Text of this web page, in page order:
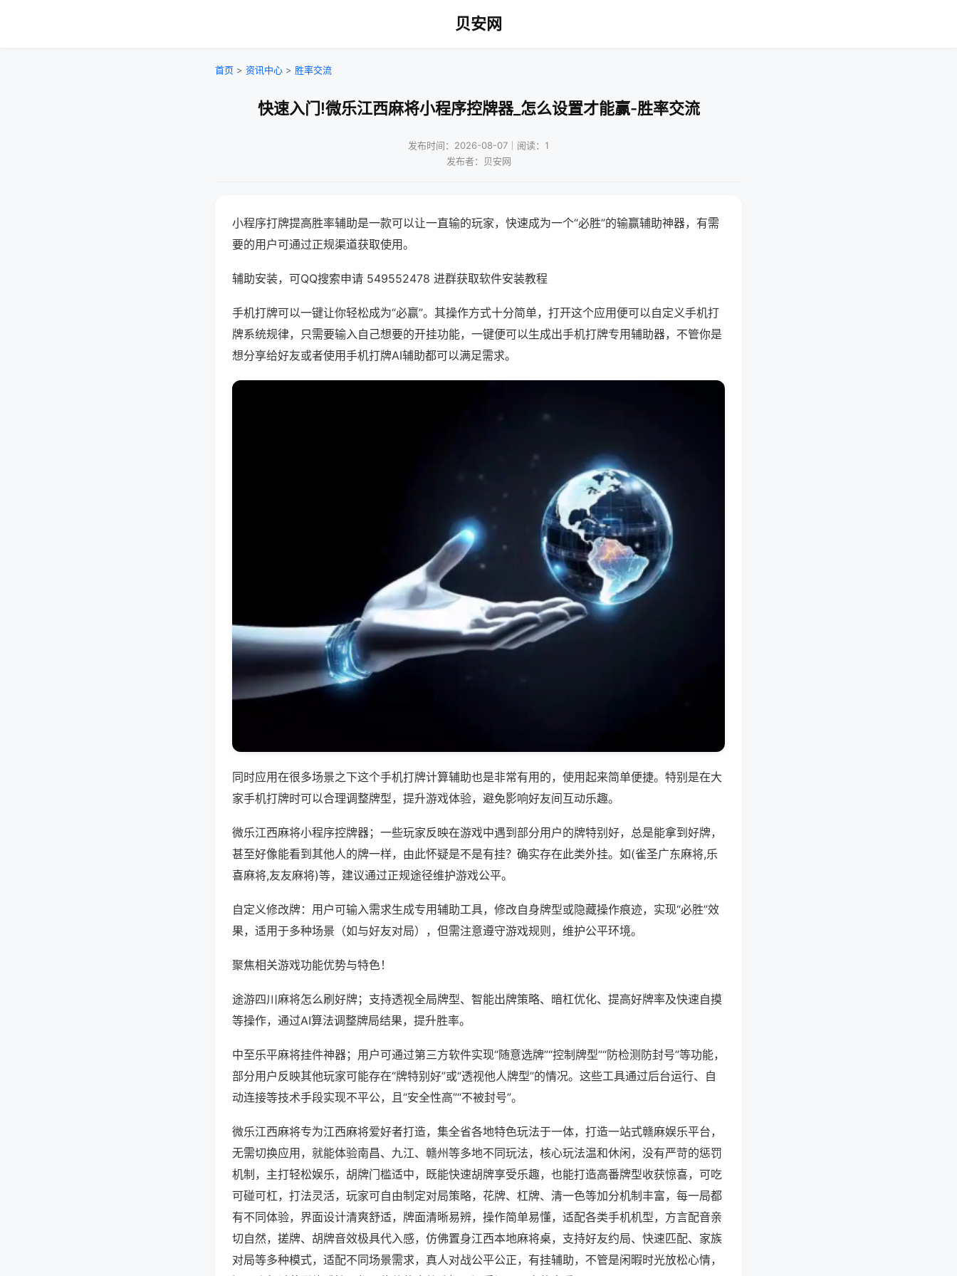
贝安网
首页 > 资讯中心 > 胜率交流
快速入门!微乐江西麻将小程序控牌器_怎么设置才能赢-胜率交流
发布时间：2026-08-07｜阅读：1
发布者：贝安网
小程序打牌提高胜率辅助是一款可以让一直输的玩家，快速成为一个“必胜”的输赢辅助神器，有需
要的用户可通过正规渠道获取使用。
辅助安装，可QQ搜索申请 549552478 进群获取软件安装教程
手机打牌可以一键让你轻松成为“必赢”。其操作方式十分简单，打开这个应用便可以自定义手机打
牌系统规律，只需要输入自己想要的开挂功能，一键便可以生成出手机打牌专用辅助器，不管你是
想分享给好友或者使用手机打牌AI辅助都可以满足需求。
同时应用在很多场景之下这个手机打牌计算辅助也是非常有用的，使用起来简单便捷。特别是在大
家手机打牌时可以合理调整牌型，提升游戏体验，避免影响好友间互动乐趣。
微乐江西麻将小程序控牌器；一些玩家反映在游戏中遇到部分用户的牌特别好，总是能拿到好牌，
甚至好像能看到其他人的牌一样，由此怀疑是不是有挂？确实存在此类外挂。如(雀圣广东麻将,乐
喜麻将,友友麻将)等，建议通过正规途径维护游戏公平。
自定义修改牌：用户可输入需求生成专用辅助工具，修改自身牌型或隐藏操作痕迹，实现“必胜”效
果，适用于多种场景（如与好友对局），但需注意遵守游戏规则，维护公平环境。
聚焦相关游戏功能优势与特色！
途游四川麻将怎么刷好牌；支持透视全局牌型、智能出牌策略、暗杠优化、提高好牌率及快速自摸
等操作，通过AI算法调整牌局结果，提升胜率。
中至乐平麻将挂件神器；用户可通过第三方软件实现“随意选牌”“控制牌型”“防检测防封号”等功能，
部分用户反映其他玩家可能存在“牌特别好”或“透视他人牌型”的情况。这些工具通过后台运行、自
动连接等技术手段实现不平公，且“安全性高”“不被封号”。
微乐江西麻将专为江西麻将爱好者打造，集全省各地特色玩法于一体，打造一站式赣麻娱乐平台，
无需切换应用，就能体验南昌、九江、赣州等多地不同玩法，核心玩法温和休闲，没有严苛的惩罚
机制，主打轻松娱乐，胡牌门槛适中，既能快速胡牌享受乐趣，也能打造高番牌型收获惊喜，可吃
可碰可杠，打法灵活，玩家可自由制定对局策略，花牌、杠牌、清一色等加分机制丰富，每一局都
有不同体验，界面设计清爽舒适，牌面清晰易辨，操作简单易懂，适配各类手机机型，方言配音亲
切自然，搓牌、胡牌音效极具代入感，仿佛置身江西本地麻将桌，支持好友约局、快速匹配、家族
对局等多种模式，适配不同场景需求，真人对战公平公正，有挂辅助，不管是闲暇时光放松心情，